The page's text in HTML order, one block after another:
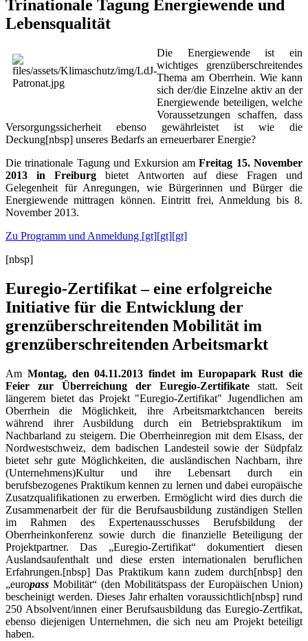
Trinationale Tagung Energiewende und
Lebensqualität
Die Energiewende ist ein
wichtiges grenzüberschreitendes
Thema am Oberrhein. Wie kann
sich der/die Einzelne aktiv an der
Energiewende beteiligen, welche
Voraussetzungen schaffen, dass
Versorgungssicherheit ebenso gewährleistet ist wie die
Deckung[nbsp] unseres Bedarfs an erneuerbarer Energie?
Die trinationale Tagung und Exkursion amFreitag 15. November
2013 in Freiburg bietet Antworten auf diese Fragen und
Gelegenheit für Anregungen, wie Bürgerinnen und Bürger die
Energiewende mittragen können. Eintritt frei, Anmeldung bis 8.
November 2013.
Zu Programm und Anmeldung [gt][gt][gt]
[nbsp]
Euregio-Zertifikat – eine erfolgreiche
Initiative für die Entwicklung der
grenzüberschreitenden Mobilität im
grenzüberschreitenden Arbeitsmarkt
Am Montag, den 04.11.2013 findet im Europapark Rust die
Feier zur Überreichung der Euregio-Zertifikate statt. Seit
längerem bietet das Projekt "Euregio-Zertifikat" Jugendlichen am
Oberrhein die Möglichkeit, ihre Arbeitsmarktchancen bereits
während ihrer Ausbildung durch ein Betriebspraktikum im
Nachbarland zu steigern. Die Oberrheinregion mit dem Elsass, der
Nordwestschweiz, dem badischen Landesteil sowie der Südpfalz
bietet sehr gute Möglichkeiten, die ausländischen Nachbarn, ihre
(Unternehmens)Kultur und ihre Lebensart durch ein
berufsbezogenes Praktikum kennen zu lernen und dabei europäische
Zusatzqualifikationen zu erwerben. Ermöglicht wird dies durch die
Zusammenarbeit der für die Berufsausbildung zuständigen Stellen
im Rahmen des Expertenausschusses Berufsbildung der
Oberrheinkonferenz sowie durch die finanzielle Beteiligung der
Projektpartner. Das „Euregio-Zertifikat“ dokumentiert diesen
Auslandsaufenthalt und diese ersten internationalen beruflichen
Erfahrungen.[nbsp] Das Praktikum kann zudem durch[nbsp] den
„europass Mobilität“ (den Mobilitätspass der Europäischen Union)
bescheinigt werden. Dieses Jahr erhalten voraussichtlich[nbsp] rund
250 Absolvent/innen einer Berufsausbildung das Euregio-Zertfikat,
ebenso diejenigen Unternehmen, die sich neu am Projekt beteiligt
haben.